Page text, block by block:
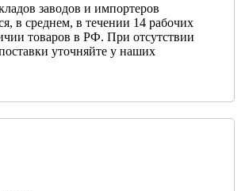
заводов и импортеров
в среднем, в течении 14 рабочих
товаров в РФ. При отсутствии
уточняйте у наших